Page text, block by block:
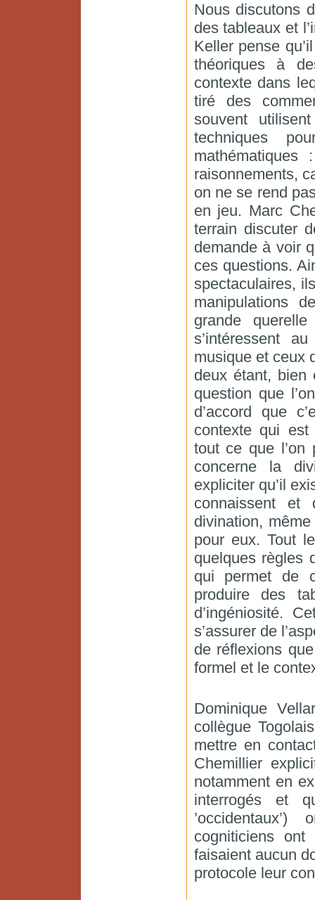
Nous discutons
des tableaux et
Keller pense
théoriques à
contexte dans
tiré des
souvent
techniques
raisonnements,
on ne se rend
en jeu. Marc
terrain discuter
demande à voir
ces questions.
spectaculaires,
manipulations
grande
s’intéressent
musique et ceux
deux étant, bien
question que
d’accord que
contexte qui est
tout ce que l’on
concerne la
expliciter qu’il
connaissent
divination,
pour eux. Tout
quelques règles
qui permet de
produire des
d’ingéniosité.
s’assurer de
de réflexions
formel et le
Dominique
collègue
mettre en
Chemillier
notamment en
interrogés et
cogniticiens
faisaient aucun
protocole leur